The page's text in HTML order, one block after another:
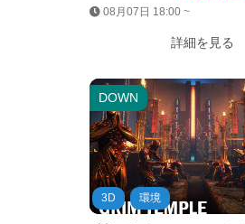
08月07日 18:00 ~
詳細を見る
DOWN
Jump AssetStore
3D 環境